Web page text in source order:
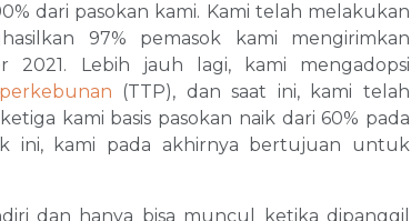
dari pasokan kami. Kami telah melakukan
97% pemasok kami mengirimkan
2021. Lebih jauh lagi, kami mengadopsi
(TTP), dan saat ini, kami telah
kami basis pasokan naik dari 60% pada
ini, kami pada akhirnya bertujuan untuk
dan hanya bisa muncul ketika dipanggil